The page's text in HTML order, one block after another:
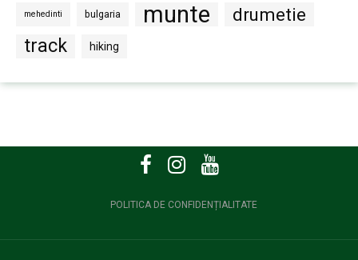
mehedinti bulgaria munte drumetie
track hiking
POLITICA DE CONFIDENȚIALITATE